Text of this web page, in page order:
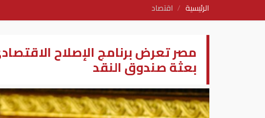
الرئيسية
اقتصاد
مصر تعرض برنامج الإصلاح
بعثة صندوق النقد